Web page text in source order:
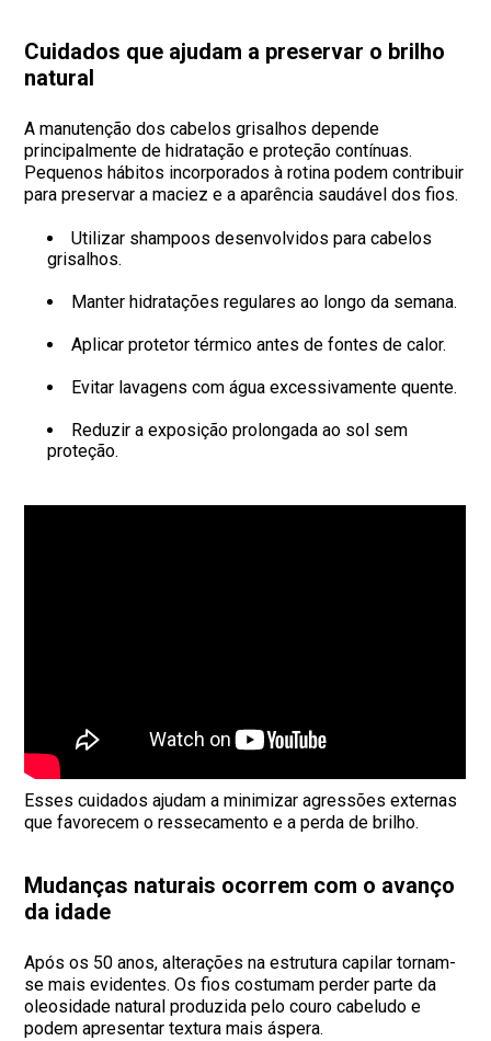
Cuidados que ajudam a preservar o brilho
natural
A manutenção dos cabelos grisalhos depende
principalmente de hidratação e proteção contínuas.
Pequenos hábitos incorporados à rotina podem contribuir
para preservar a maciez e a aparência saudável dos fios.
Utilizar shampoos desenvolvidos para cabelos
grisalhos.
Manter hidratações regulares ao longo da semana.
Aplicar protetor térmico antes de fontes de calor.
Evitar lavagens com água excessivamente quente.
Reduzir a exposição prolongada ao sol sem
proteção.
Esses cuidados ajudam a minimizar agressões externas
que favorecem o ressecamento e a perda de brilho.
Mudanças naturais ocorrem com o avanço
da idade
Após os 50 anos, alterações na estrutura capilar tornam-
se mais evidentes. Os fios costumam perder parte da
oleosidade natural produzida pelo couro cabeludo e
podem apresentar textura mais áspera.